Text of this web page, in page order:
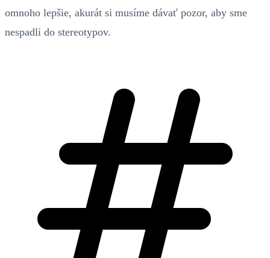
omnoho lepšie, akurát si musíme dávať pozor, aby sme
nespadli do stereotypov.